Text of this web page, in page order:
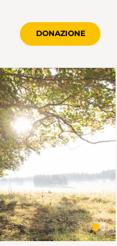
DONAZIONE